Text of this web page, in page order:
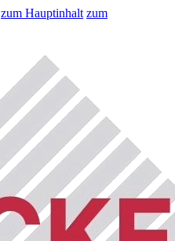
zum Hauptinhalt zum